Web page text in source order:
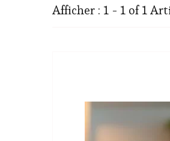
Afficher : 1 - 1 of 1